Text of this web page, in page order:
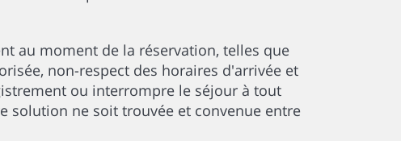
au moment de la réservation, telles que
non-respect des horaires d'arrivée et
ou interrompre le séjour à tout
solution ne soit trouvée et convenue entre